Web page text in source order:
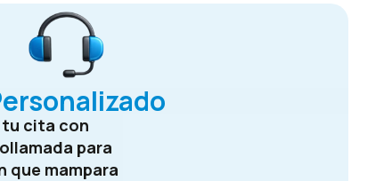
tu cita con
para
que mampara